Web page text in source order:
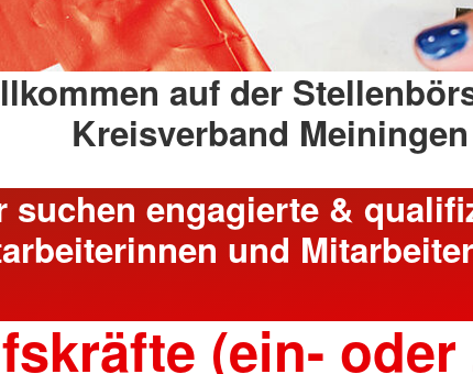
auf der
Kreisverband Meiningen
suchen engagierte &
und
(ein-